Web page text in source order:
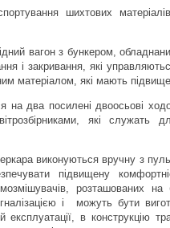
шихтових
вагон з бункером,
і закривання, які
матеріалом, які мають
два посилені двоосьові
які служать
виконуються вручну з
підвищену
розташованих на
і можуть бути
експлуатації, в конструкцію